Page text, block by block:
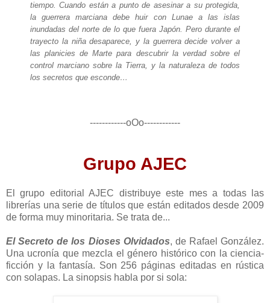
tiempo. Cuando están a punto de asesinar a su protegida,
la guerrera marciana debe huir con Lunae a las islas
inundadas del norte de lo que fuera Japón. Pero durante el
trayecto la niña desaparece, y la guerrera decide volver a
las planicies de Marte para descubrir la verdad sobre el
control marciano sobre la Tierra, y la naturaleza de todos
los secretos que esconde…
------------oOo------------
Grupo AJEC
El grupo editorial AJEC distribuye este mes a todas las
librerías una serie de títulos que están editados desde 2009
de forma muy minoritaria. Se trata de...
El Secreto de los Dioses Olvidados, de Rafael González.
Una ucronía que mezcla el género histórico con la ciencia-
ficción y la fantasía. Son 256 páginas editadas en rústica
con solapas. La sinopsis habla por si sola: